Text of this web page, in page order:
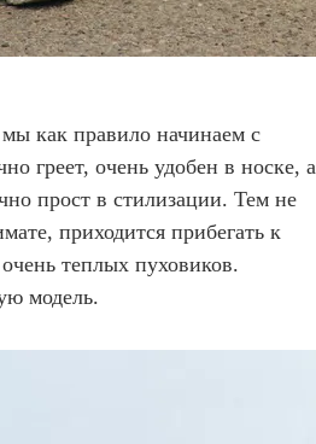
как правило начинаем с
греет, очень удобен в носке, а
прост в стилизации. Тем не
приходится прибегать к
теплых пуховиков.
модель.